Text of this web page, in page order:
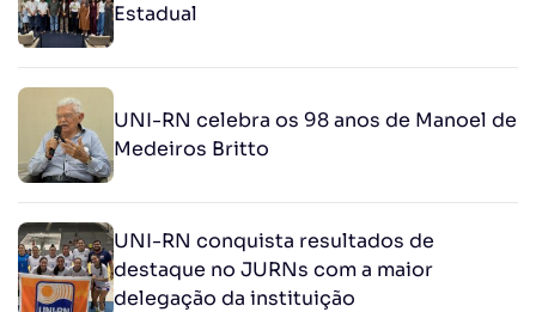
Estadual
UNI-RN celebra os 98 anos de Manoel de
Medeiros Britto
UNI-RN conquista resultados de
destaque no JURNs com a maior
delegação da instituição